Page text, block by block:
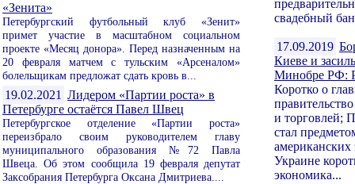
«Зенита»
Петербургский футбольный клуб «Зенит»
примет участие в масштабном социальном
проекте «Месяц донора». Перед назначенным на
20 февраля матчем с тульским «Арсеналом»
болельщикам предложат сдать кровь в...
19.02.2021 Лидером «Партии роста» в
Петербурге остаётся Павел Швец
Петербургское отделение «Партии роста»
переизбрало своим руководителем главу
муниципального образования №72 Павла
Швеца. Об этом сообщила 19 февраля депутат
Заксобрания Петербурга Оксана Дмитриева....
свадебный
17.09.2019
Киеве и
Минобре РФ:
Коротко о
и торговлей;
стал
Украине
экономика...